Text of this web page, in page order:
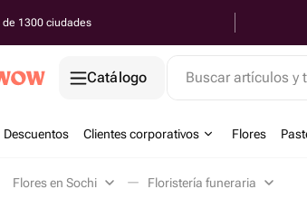
1300 ciudades
Catálogo Buscar artículos y
Descuentos Clientes corporativos Flores
Flores en Sochi Floristería funeraria